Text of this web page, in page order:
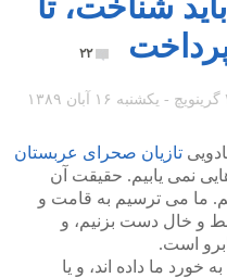
۲۲
تازیان صحرای عربستان
نمی یابیم. حقیقت آن
ما می ترسیم به قامت و
و خال دست بزنیم، و
است.
خورد ما داده اند، و یا